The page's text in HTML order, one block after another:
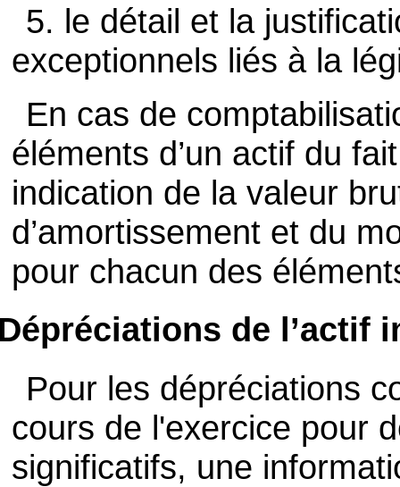
5. le détail et la
exceptionnels liés à la
En cas de
éléments d’un actif du
indication de la valeur
d’amortissement et du
pour chacun des
de l’actif
Pour les dépréciations
cours de l'exercice pour
significatifs, une